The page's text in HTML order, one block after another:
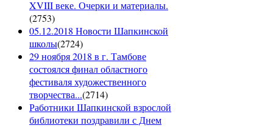
XVIII веке. Очерки и материалы.
(2753)
05.12.2018 Новости Шапкинской
школы(2724)
29 ноября 2018 в г. Тамбове
состоялся финал областного
фестиваля художественного
творчества...(2714)
Работники Шапкинской взрослой
библиотеки поздравили с Днем